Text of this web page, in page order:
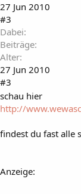
27 Jun 2010
#3
Dabei
Beiträge
Alter
27 Jun 2010
#3
schau hier
http://
findest du fast alle
Anzeige: